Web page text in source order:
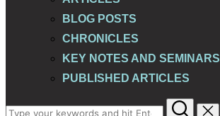
BLOG POSTS
CHRONICLES
KEY NOTES AND SEMINARS
PUBLISHED ARTICLES
Search